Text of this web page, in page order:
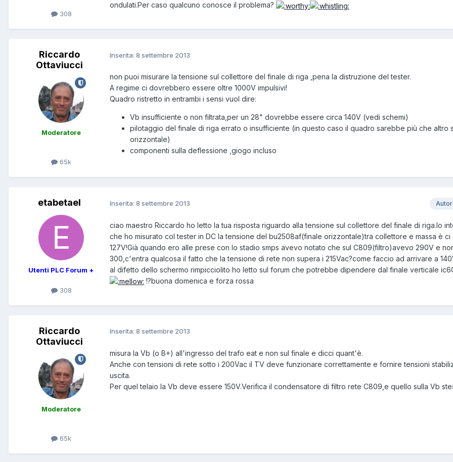
308
ondulati.Per caso qualcuno conosce il problema?
Riccardo
Ottaviucci
Moderatore
65k
Inserita: 8 settembre 2013
non puoi misurare la tensione sul collettore del finale di riga ,pena la distruzione del tester.
A regime ci dovrebbero essere oltre 1000V impulsivi!
Quadro ristretto in entrambi i sensi vuol dire:
Vb insufficiente o non filtrata,per un 28" dovrebbe essere circa 140V (vedi schemi)
pilotaggio del finale di riga errato o insufficiente (in questo caso il quadro sarebbe più che altro
orizzontale)
componenti sulla deflessione ,giogo incluso
etabetael
Utenti PLC Forum +
308
Inserita: 8 settembre 2013
ciao maestro Riccardo ho letto la tua risposta riguardo alla tensione sul collettore del finale di riga.Io
che ho misurato col tester in DC la tensione del bu2508af(finale orizzontale)tra collettore e massa è ci
127V!Già quando ero alle prese con lo stadio smps avevo notato che sul C809(filtro)avevo 290V e
300,c'entra qualcosa il fatto che la tensione di rete non supera i 215Vac?come faccio ad arrivare a
al difetto dello schermo rimpicciolito ho letto sul forum che potrebbe dipendere dal finale verticale
!?buona domenica e forza rossa
Riccardo
Ottaviucci
Moderatore
65k
Inserita: 8 settembre 2013
misura la Vb (o B+) all'ingresso del trafo eat e non sul finale e dicci quant'è.
Anche con tensioni di rete sotto i 200Vac il TV deve funzionare correttamente e fornire tensioni
uscita.
Per quel telaio la Vb deve essere 150V.Verifica il condensatore di filtro rete C809,e quello sulla Vb